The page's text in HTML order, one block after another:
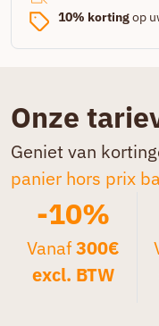
10% kortingop
Onze
Geniet van
panier hors prix
-10%
Vanaf300€
excl. BTW